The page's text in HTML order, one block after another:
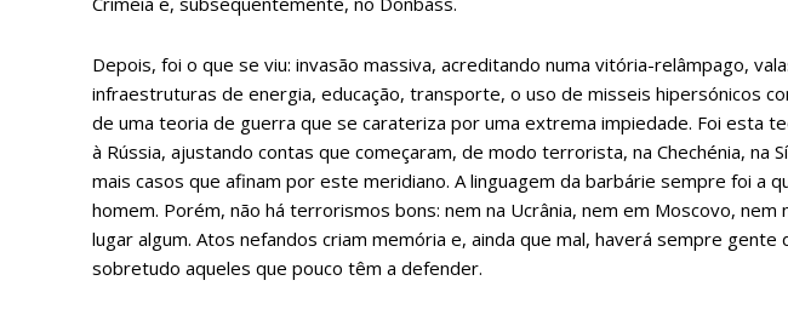
Depois, foi o que se viu: invasão massiva, acreditando numa vitória-relâmpago,
infraestruturas de energia, educação, transporte, o uso de misseis hipersónicos
de uma teoria de guerra que se carateriza por uma extrema impiedade. Foi esta
à Rússia, ajustando contas que começaram, de modo terrorista, na Chechénia, na
mais casos que afinam por este meridiano. A linguagem da barbárie sempre foi a
homem. Porém, não há terrorismos bons: nem na Ucrânia, nem em Moscovo, nem
lugar algum. Atos nefandos criam memória e, ainda que mal, haverá sempre
sobretudo aqueles que pouco têm a defender.